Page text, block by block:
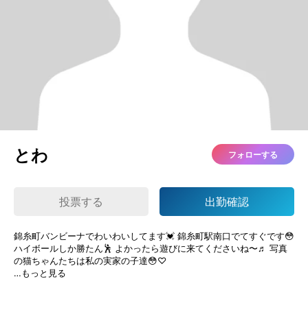
とわ フォローする
投票する 出勤確認
錦糸町バンビーナでわいわいしてます💓 錦糸町駅南口でてすぐです😳
ハイボールしか勝たん🕺 よかったら遊びに来てくださいね〜♬︎ 写真
の猫ちゃんたちは私の実家の子達😳♡
…もっと見る